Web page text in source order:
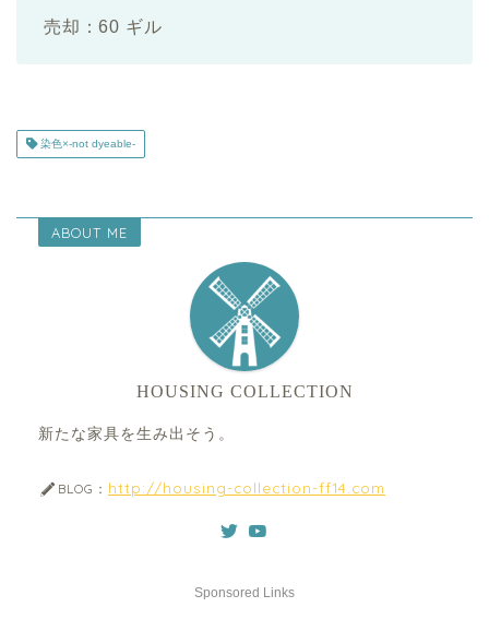
売却：60 ギル
染色×-not dyeable-
ABOUT ME
HOUSING COLLECTION
新たな家具を生み出そう。
BLOG： http://housing-collection-ff14.com
Sponsored Links